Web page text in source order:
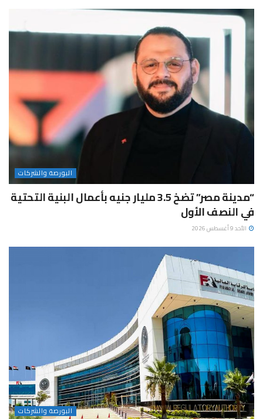
البورصة والشركات
“مدينة مصر” تضخ 3.5 مليار جنيه بأعمال البنية التحتية
في النصف الأول
الأحد 9 أغسطس 2026
البورصة والشركات